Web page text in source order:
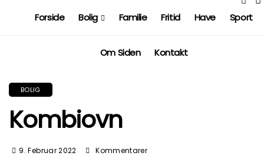
Forside Bolig Familie Fritid Have Sport
Om Siden Kontakt
BOLIG
Kombiovn
9. Februar 2022
Kommentarer